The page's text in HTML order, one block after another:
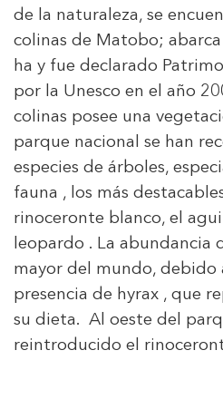
de la naturaleza, se
colinas de Matobo;
ha y fue declarado
por la Unesco en el año
colinas posee una
parque nacional se han
especies de árboles,
fauna , los más
rinoceronte blanco, el
leopardo . La abundancia
mayor del mundo, debido
presencia de hyrax , que
su dieta. Al oeste del
reintroducido el